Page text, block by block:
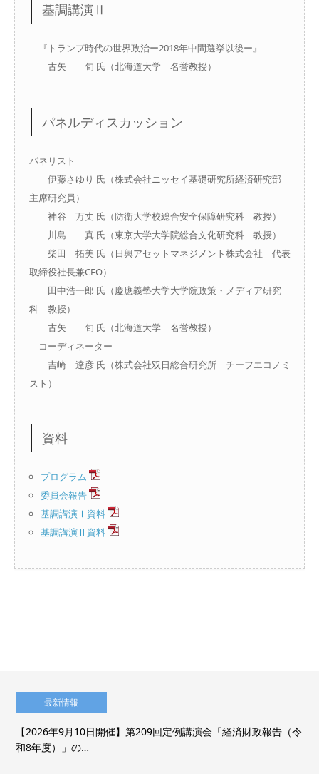
基調講演Ⅱ
『トランプ時代の世界政治ー2018年中間選挙以後ー』
古矢 旬 氏（北海道大学 名誉教授）
パネルディスカッション
パネリスト
伊藤さゆり 氏（株式会社ニッセイ基礎研究所経済研究部
主席研究員）
神谷 万丈 氏（防衛大学校総合安全保障研究科 教授）
川島 真 氏（東京大学大学院総合文化研究科 教授）
柴田 拓美 氏（日興アセットマネジメント株式会社 代表
取締役社長兼CEO）
田中浩一郎 氏（慶應義塾大学大学院政策・メディア研究
科 教授）
古矢 旬 氏（北海道大学 名誉教授）
コーディネーター
吉崎 達彦 氏（株式会社双日総合研究所 チーフエコノミ
スト）
資料
プログラム
委員会報告
基調講演Ⅰ資料
基調講演Ⅱ資料
最新情報
【2026年9月10日開催】第209回定例講演会「経済財政報告（令
和8年度）」の…